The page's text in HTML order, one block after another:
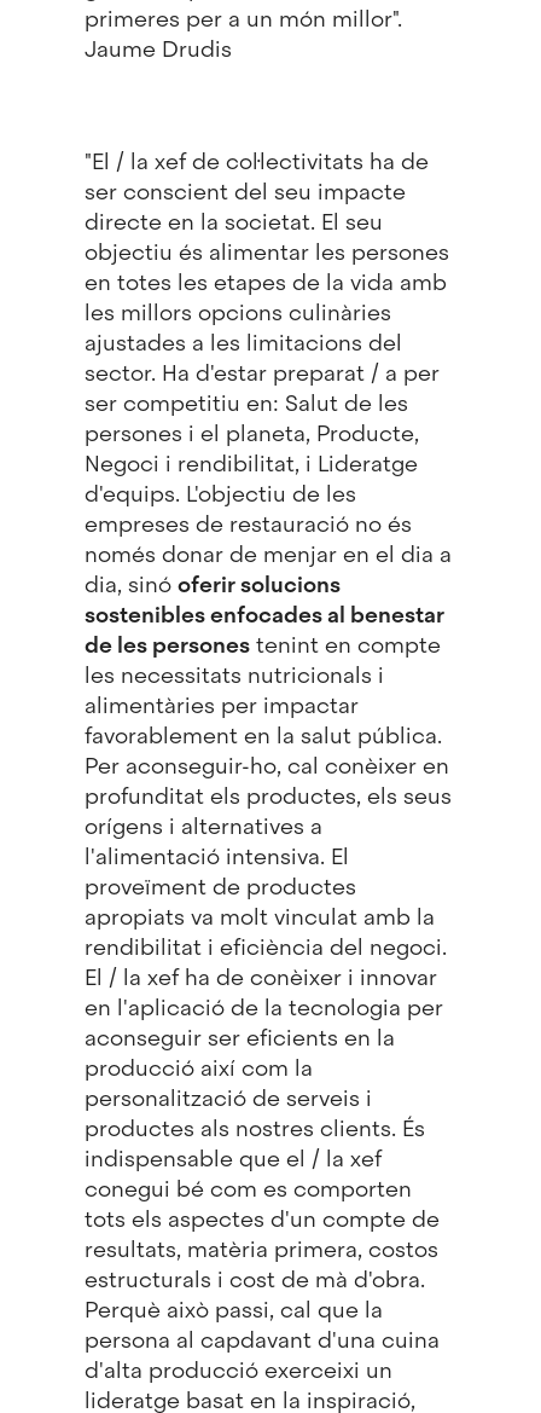
primeres per a un món millor".
Jaume Drudis
"El / la xef de col·lectivitats ha de
ser conscient del seu impacte
directe en la societat. El seu
objectiu és alimentar les persones
en totes les etapes de la vida amb
les millors opcions culinàries
ajustades a les limitacions del
sector. Ha d'estar preparat / a per
ser competitiu en: Salut de les
persones i el planeta, Producte,
Negoci i rendibilitat, i Lideratge
d'equips. L'objectiu de les
empreses de restauració no és
només donar de menjar en el dia a
dia, sinó oferir solucions
sostenibles enfocades al benestar
de les persones tenint en compte
les necessitats nutricionals i
alimentàries per impactar
favorablement en la salut pública.
Per aconseguir-ho, cal conèixer en
profunditat els productes, els seus
orígens i alternatives a
l'alimentació intensiva. El
proveïment de productes
apropiats va molt vinculat amb la
rendibilitat i eficiència del negoci.
El / la xef ha de conèixer i innovar
en l'aplicació de la tecnologia per
aconseguir ser eficients en la
producció així com la
personalització de serveis i
productes als nostres clients. És
indispensable que el / la xef
conegui bé com es comporten
tots els aspectes d'un compte de
resultats, matèria primera, costos
estructurals i cost de mà d'obra.
Perquè això passi, cal que la
persona al capdavant d'una cuina
d'alta producció exerceixi un
lideratge basat en la inspiració,